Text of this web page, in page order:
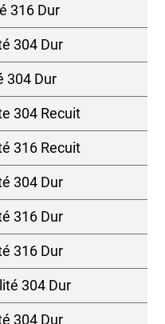
316 Dur
304 Dur
304 Dur
304 Recuit
316 Recuit
304 Dur
316 Dur
316 Dur
304 Dur
304 Dur